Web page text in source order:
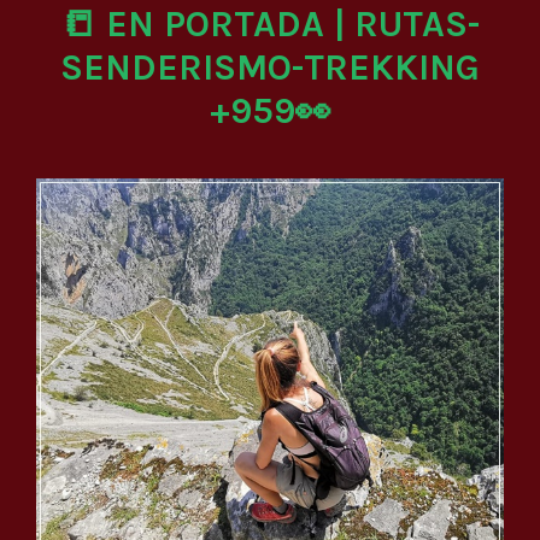
📒 EN PORTADA | RUTAS-
SENDERISMO-TREKKING
+959👀